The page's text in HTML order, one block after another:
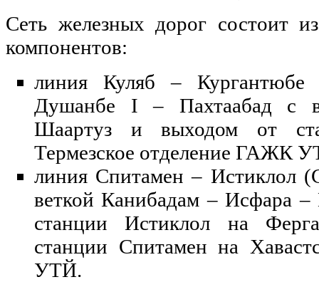
Сеть железных дорог состоит
компонентов:
линия Куляб –
Душанбе I – Пахтаабад с
Шаартуз и выходом от
Термезское отделение
линия Спитамен – Истиклол
веткой Канибадам – Исфара
станции Истиклол на
станции Спитамен на
УТЙ.